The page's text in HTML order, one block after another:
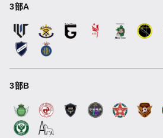
3部A
3部B